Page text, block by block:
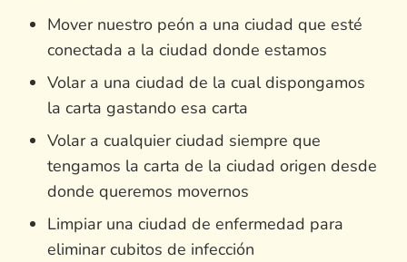
Mover nuestro peón a una ciudad que esté
conectada a la ciudad donde estamos
Volar a una ciudad de la cual dispongamos
la carta gastando esa carta
Volar a cualquier ciudad siempre que
tengamos la carta de la ciudad origen desde
donde queremos movernos
Limpiar una ciudad de enfermedad para
eliminar cubitos de infección